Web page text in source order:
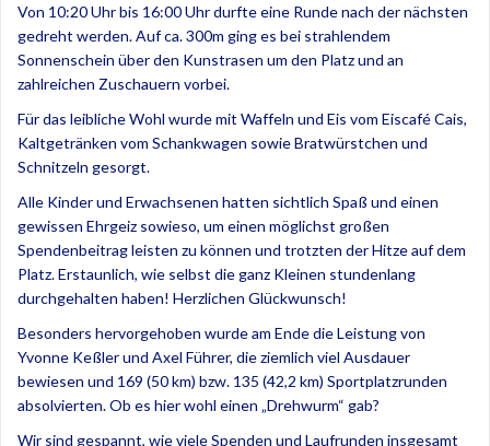
Von 10:20 Uhr bis 16:00 Uhr durfte eine Runde nach der nächsten
gedreht werden. Auf ca. 300m ging es bei strahlendem
Sonnenschein über den Kunstrasen um den Platz und an
zahlreichen Zuschauern vorbei.
Für das leibliche Wohl wurde mit Waffeln und Eis vom Eiscafé Cais,
Kaltgetränken vom Schankwagen sowie Bratwürstchen und
Schnitzeln gesorgt.
Alle Kinder und Erwachsenen hatten sichtlich Spaß und einen
gewissen Ehrgeiz sowieso, um einen möglichst großen
Spendenbeitrag leisten zu können und trotzten der Hitze auf dem
Platz. Erstaunlich, wie selbst die ganz Kleinen stundenlang
durchgehalten haben! Herzlichen Glückwunsch!
Besonders hervorgehoben wurde am Ende die Leistung von
Yvonne Keßler und Axel Führer, die ziemlich viel Ausdauer
bewiesen und 169 (50 km) bzw. 135 (42,2 km) Sportplatzrunden
absolvierten. Ob es hier wohl einen „Drehwurm“ gab?
Wir sind gespannt, wie viele Spenden und Laufrunden insgesamt